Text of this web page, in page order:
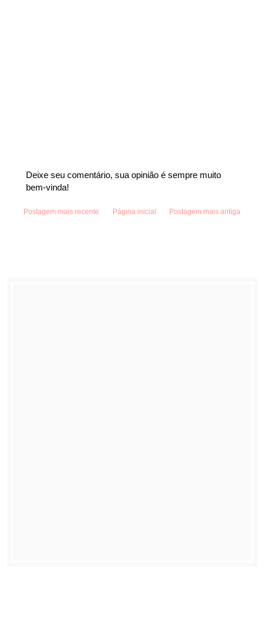
Deixe seu comentário, sua opinião é sempre muito
bem-vinda!
Postagem mais recente Postagem mais antiga
Página inicial